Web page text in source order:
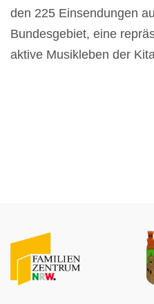
den 225 Einsendungen
Bundesgebiet, eine
aktive Musikleben der